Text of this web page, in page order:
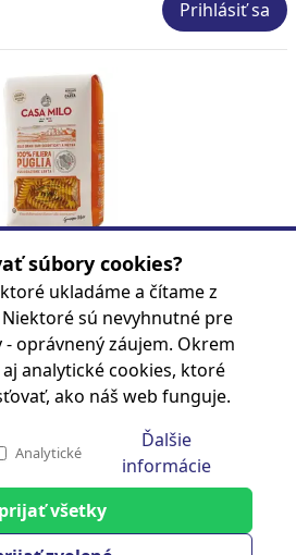
Prihlásiť sa
MILO 500g -FUSILLI
8017070770759
Prihlásiť sa
Stránka 1 z 7
súbory cookies?
ukladáme a čítame z
sú nevyhnutné pre
oprávnený záujem. Okrem
analytické cookies, ktoré
ako náš web funguje.
Analytické
Ďalšie
informácie
prijať všetky